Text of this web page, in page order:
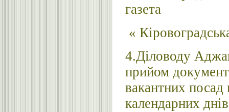
газета
«
4.Діловоду
прийом
вакантних
календарних